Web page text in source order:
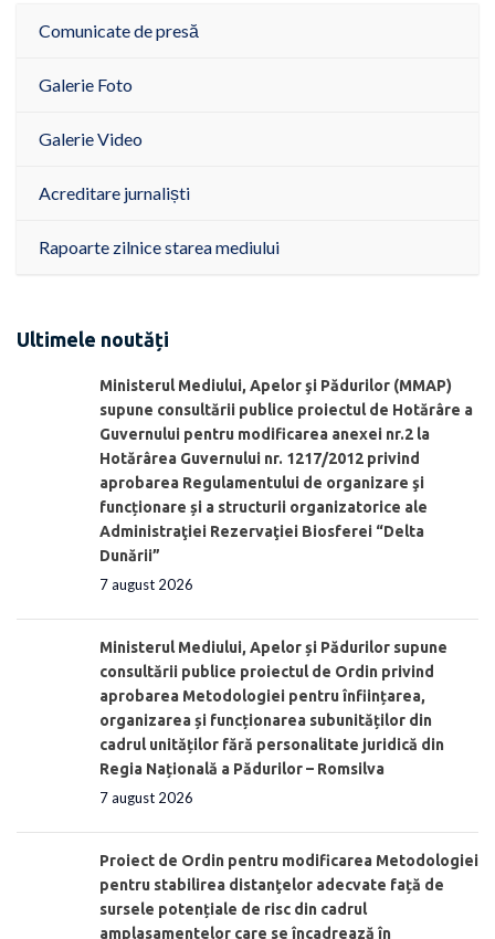
Comunicate de presă
Galerie Foto
Galerie Video
Acreditare jurnaliști
Rapoarte zilnice starea mediului
Ultimele noutăți
Ministerul Mediului, Apelor şi Pădurilor (MMAP)
supune consultării publice proiectul de Hotărâre a
Guvernului pentru modificarea anexei nr.2 la
Hotărârea Guvernului nr. 1217/2012 privind
aprobarea Regulamentului de organizare şi
funcționare și a structurii organizatorice ale
Administraţiei Rezervaţiei Biosferei “Delta
Dunării”
7 august 2026
Ministerul Mediului, Apelor și Pădurilor supune
consultării publice proiectul de Ordin privind
aprobarea Metodologiei pentru înființarea,
organizarea și funcționarea subunităților din
cadrul unităților fără personalitate juridică din
Regia Națională a Pădurilor – Romsilva
7 august 2026
Proiect de Ordin pentru modificarea Metodologiei
pentru stabilirea distanţelor adecvate față de
sursele potențiale de risc din cadrul
amplasamentelor care se încadrează în